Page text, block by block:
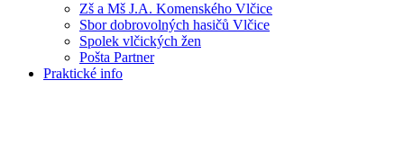
Zš a Mš J.A. Komenského Vlčice
Sbor dobrovolných hasičů Vlčice
Spolek vlčických žen
Pošta Partner
Praktické info